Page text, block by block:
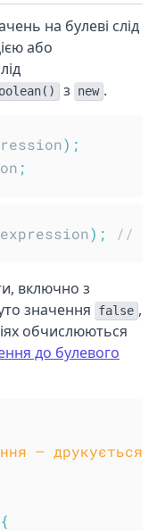
на булеві слід
або
з new .
) ;
;
expression) ; //
включно з
значення false ,
обчислюються
до булевого
–
{